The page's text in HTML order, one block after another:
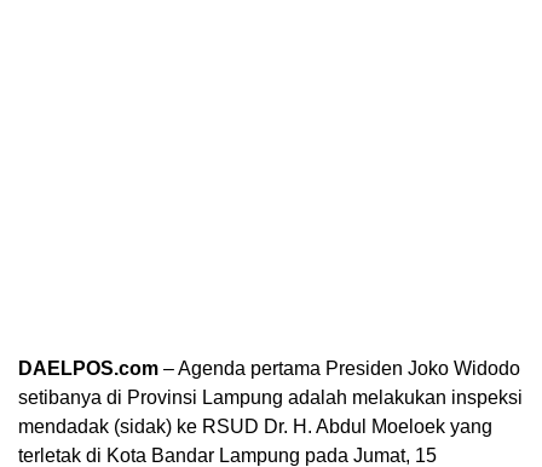
DAELPOS.com – Agenda pertama Presiden Joko Widodo
setibanya di Provinsi Lampung adalah melakukan inspeksi
mendadak (sidak) ke RSUD Dr. H. Abdul Moeloek yang
terletak di Kota Bandar Lampung pada Jumat, 15